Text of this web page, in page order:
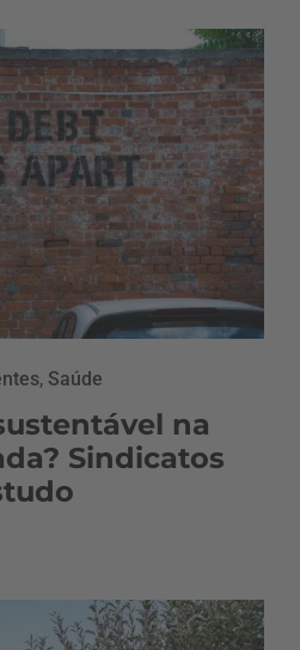
, Saúde
na
Sindicatos